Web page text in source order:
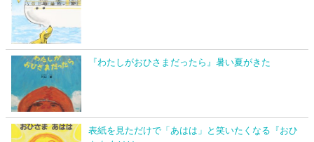
『わたしがおひさまだったら』暑い夏がきた
表紙を見ただけで「あはは」と笑いたくなる『おひ